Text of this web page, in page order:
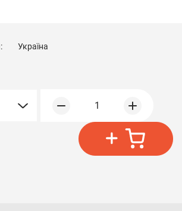
Україна
1